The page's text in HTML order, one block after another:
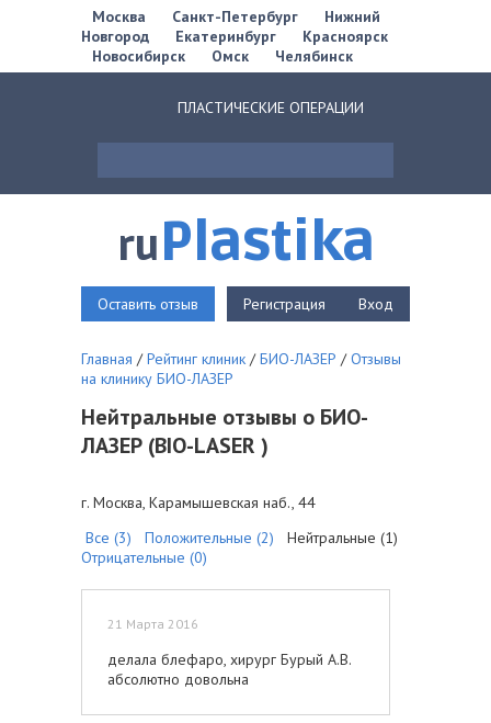
Москва Санкт-Петербург
Нижний
Новгород
Екатеринбург
Красноярск
Новосибирск
Омск Челябинск
ПЛАСТИЧЕСКИЕ ОПЕРАЦИИ
ruPlastika
Оставить отзыв Регистрация Вход
Главная / Рейтинг клиник / БИО-ЛАЗЕР / Отзывы
на клинику БИО-ЛАЗЕР
Нейтральные отзывы о БИО-
ЛАЗЕР (BIO-LASER )
г. Москва, Карамышевская наб., 44
Все (3)
Положительные (2) Нейтральные (1)
Отрицательные (0)
21 Марта 2016
делала блефаро, хирург Бурый А.В.
абсолютно довольна